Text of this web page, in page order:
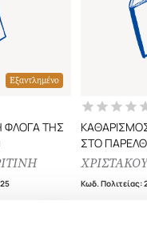
Εξαντλημένο
ΦΛΟΓΑ ΤΗΣ
ΣΤΟ
ΜΕΛΛΟΝ
Κωδ. Πολιτείας: